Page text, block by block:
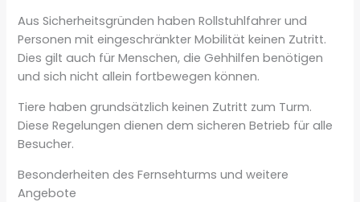
Aus Sicherheitsgründen haben Rollstuhlfahrer und
Personen mit eingeschränkter Mobilität keinen Zutritt.
Dies gilt auch für Menschen, die Gehhilfen benötigen
und sich nicht allein fortbewegen können.
Tiere haben grundsätzlich keinen Zutritt zum Turm.
Diese Regelungen dienen dem sicheren Betrieb für alle
Besucher.
Besonderheiten des Fernsehturms und weitere
Angebote